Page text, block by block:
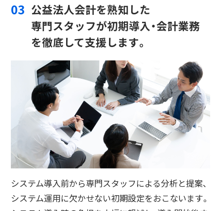
03 公益法人会計を熟知した
専門スタッフが初期導入・会計業務
を徹底して支援します。
システム導入前から専門スタッフによる分析と提案、
システム運用に欠かせない初期設定をおこないます。